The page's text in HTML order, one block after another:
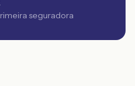
seguradora